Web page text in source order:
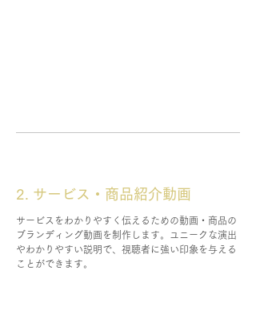
2. サービス・商品紹介動画
サービスをわかりやすく伝えるための動画・商品の
ブランディング動画を制作します。ユニークな演出
やわかりやすい説明で、視聴者に強い印象を与える
ことができます。